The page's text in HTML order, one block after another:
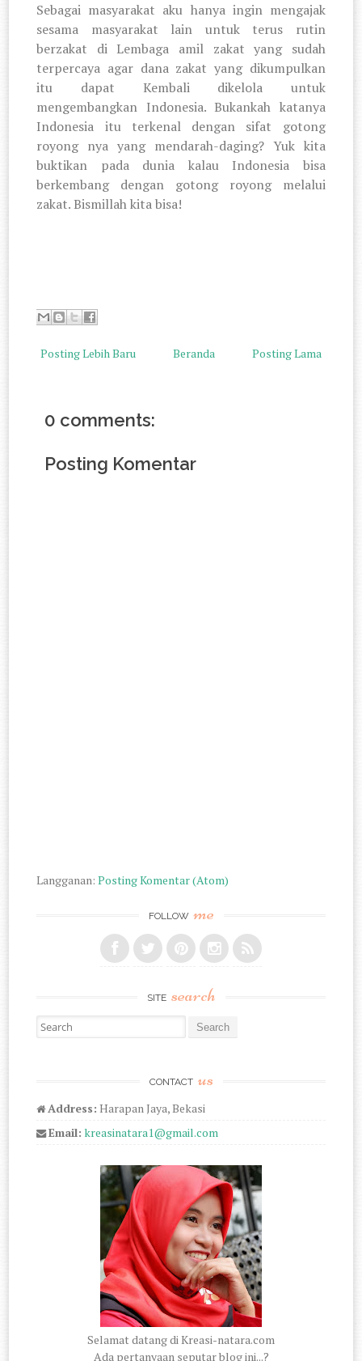
Sebagai masyarakat aku hanya ingin mengajak
sesama masyarakat lain untuk terus rutin
berzakat di Lembaga amil zakat yang sudah
terpercaya agar dana zakat yang dikumpulkan
itu dapat Kembali dikelola untuk
mengembangkan Indonesia. Bukankah katanya
Indonesia itu terkenal dengan sifat gotong
royong nya yang mendarah-daging? Yuk kita
buktikan pada dunia kalau Indonesia bisa
berkembang dengan gotong royong melalui
zakat. Bismillah kita bisa!
Posting Lebih Baru Posting Lama
Beranda
0 comments:
Posting Komentar
Langganan:Posting Komentar (Atom)
FOLLOW me
SITE search
Search for:
CONTACT us
Address: Harapan Jaya, Bekasi
Email: kreasinatara1@gmail.com
Selamat datang di Kreasi-natara.com
Ada pertanyaan seputar blog ini...?